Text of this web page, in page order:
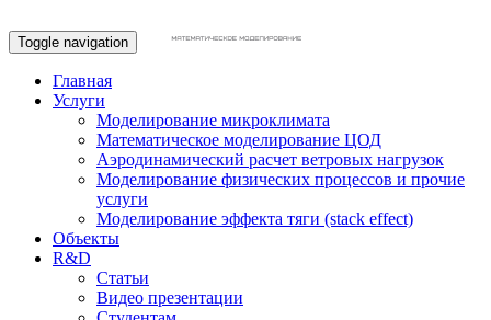
Toggle navigation
Главная
Услуги
Моделирование микроклимата
Математическое моделирование ЦОД
Аэродинамический расчет ветровых нагрузок
Моделирование физических процессов и прочие
услуги
Моделирование эффекта тяги (stack effect)
Объекты
R&D
Статьи
Видео презентации